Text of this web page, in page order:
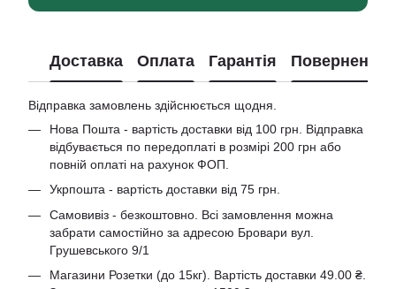
Доставка Оплата Гарантія Повернення
Відправка замовлень здійснюється щодня.
Нова Пошта - вартість доставки від 100 грн. Відправка
відбувається по передоплаті в розмірі 200 грн або
повній оплаті на рахунок ФОП.
Укрпошта - вартість доставки від 75 грн.
Самовивіз - безкоштовно. Всі замовлення можна
забрати самостійно за адресою Бровари вул.
Грушевського 9/1
Магазини Розетки (до 15кг). Вартість доставки 49.00 ₴.